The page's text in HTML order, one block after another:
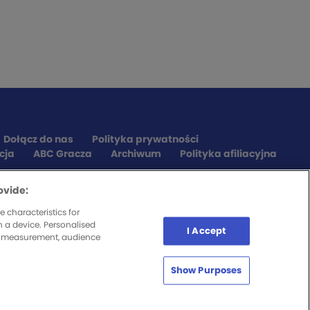
Dołącz do nas
Polityka prywatności
ABC Gracza Archiwum Polityka afiliacyjna
characteristics for
device. Personalised
audience
I Accept
Show Purposes